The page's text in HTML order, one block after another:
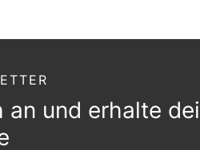
an und erhalte